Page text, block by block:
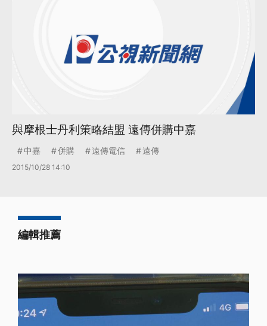
與摩根士丹利策略結盟 遠傳併購中嘉
中嘉 併購 遠傳電信 遠傳
2015/10/28 14:10
編輯推薦